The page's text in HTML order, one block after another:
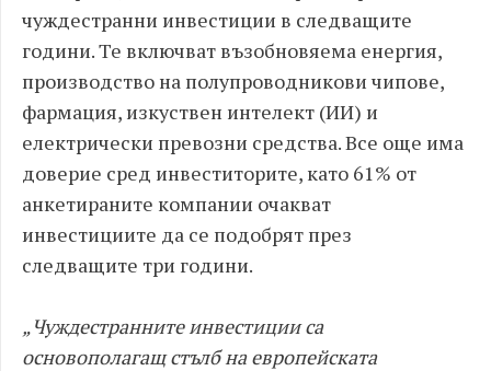
чуждестранни инвестиции в следващите
години. Те включват възобновяема енергия,
производство на полупроводникови чипове,
фармация, изкуствен интелект (ИИ) и
електрически превозни средства. Все още има
доверие сред инвеститорите, като 61% от
анкетираните компании очакват
инвестициите да се подобрят през
следващите три години.
„Чуждестранните инвестиции са
основополагащ стълб на европейската